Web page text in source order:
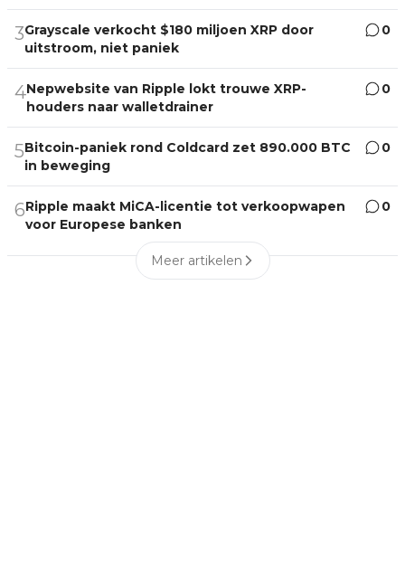
3Grayscale verkocht $180 miljoen XRP door
uitstroom, niet paniek
0
4Nepwebsite van Ripple lokt trouwe XRP-
houders naar walletdrainer
0
5Bitcoin-paniek rond Coldcard zet 890.000 BTC
in beweging
0
6Ripple maakt MiCA-licentie tot verkoopwapen
voor Europese banken
0
Meer artikelen